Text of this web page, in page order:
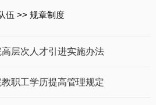
伍 >> 规章制度
层次人才引进实施办法
职工学历提高管理规定